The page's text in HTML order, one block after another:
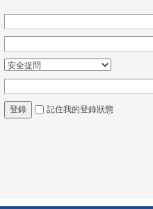
登錄 記住我的登錄狀態